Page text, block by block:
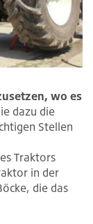
wo es
dazu die
Stellen
Traktors
in der
die das